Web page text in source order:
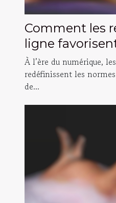
Comment les
ligne
des personnes
À l’ère du numérique,
redéfinissent les
de...